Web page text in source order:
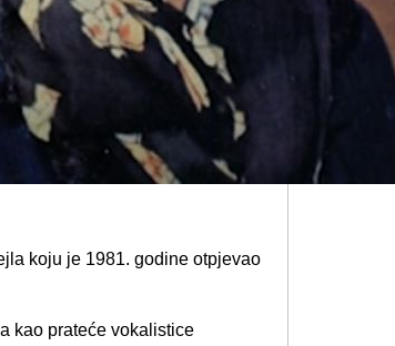
koju je 1981. godine otpjevao
kao prateće vokalistice